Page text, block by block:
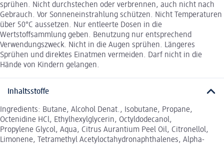
sprühen. Nicht durchstechen oder verbrennen, auch nicht nach
Gebrauch. Vor Sonneneinstrahlung schützen. Nicht Temperaturen
über 50°C aussetzen. Nur entleerte Dosen in die
Wertstoffsammlung geben. Benutzung nur entsprechend
Verwendungszweck. Nicht in die Augen sprühen. Längeres
Sprühen und direktes Einatmen vermeiden. Darf nicht in die
Hände von Kindern gelangen.
Inhaltsstoffe
Ingredients: Butane, Alcohol Denat., Isobutane, Propane,
Octenidine HCl, Ethylhexylglycerin, Octyldodecanol,
Propylene Glycol, Aqua, Citrus Aurantium Peel Oil, Citronellol,
Limonene, Tetramethyl Acetyloctahydronaphthalenes, Alpha-